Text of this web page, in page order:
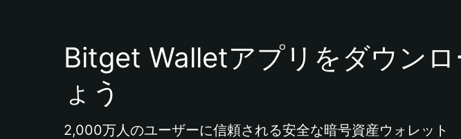
Bitget Walletアプリをダウンロ
ょう
2,000万人のユーザーに信頼される安全な暗号資産ウォレット